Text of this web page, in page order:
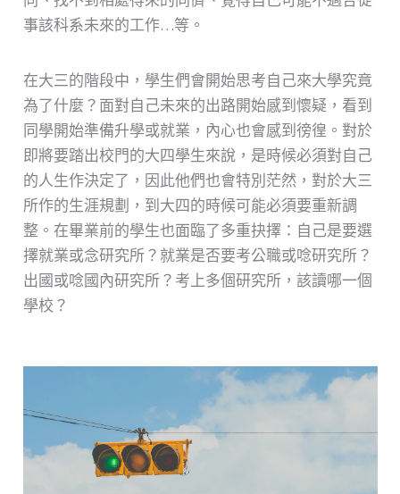
事該科系未來的工作…等。
在大三的階段中，學生們會開始思考自己來大學究竟
為了什麼？面對自己未來的出路開始感到懷疑，看到
同學開始準備升學或就業，內心也會感到徬徨。對於
即將要踏出校門的大四學生來說，是時候必須對自己
的人生作決定了，因此他們也會特別茫然，對於大三
所作的生涯規劃，到大四的時候可能必須要重新調
整。在畢業前的學生也面臨了多重抉擇：自己是要選
擇就業或念研究所？就業是否要考公職或唸研究所？
出國或唸國內研究所？考上多個研究所，該讀哪一個
學校？